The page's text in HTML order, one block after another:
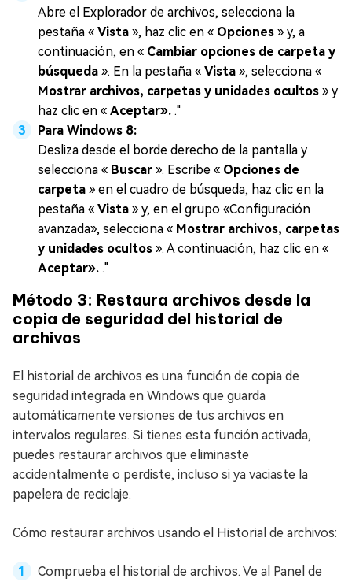
Abre el Explorador de archivos, selecciona la
pestaña « Vista », haz clic en « Opciones » y, a
continuación, en « Cambiar opciones de carpeta y
búsqueda ». En la pestaña « Vista », selecciona «
Mostrar archivos, carpetas y unidades ocultos » y
haz clic en « Aceptar». ."
Para Windows 8:
Desliza desde el borde derecho de la pantalla y
selecciona « Buscar ». Escribe « Opciones de
carpeta » en el cuadro de búsqueda, haz clic en la
pestaña « Vista » y, en el grupo «Configuración
avanzada», selecciona « Mostrar archivos, carpetas
y unidades ocultos ». A continuación, haz clic en «
Aceptar». ."
Método 3: Restaura archivos desde la
copia de seguridad del historial de
archivos
El historial de archivos es una función de copia de
seguridad integrada en Windows que guarda
automáticamente versiones de tus archivos en
intervalos regulares. Si tienes esta función activada,
puedes restaurar archivos que eliminaste
accidentalmente o perdiste, incluso si ya vaciaste la
papelera de reciclaje.
Cómo restaurar archivos usando el Historial de archivos:
Comprueba el historial de archivos. Ve al Panel de